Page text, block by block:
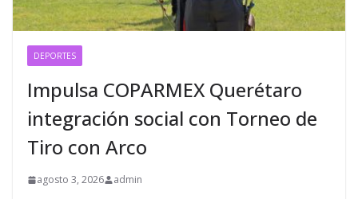
DEPORTES
Impulsa COPARMEX Querétaro
integración social con Torneo de
Tiro con Arco
agosto 3, 2026 admin